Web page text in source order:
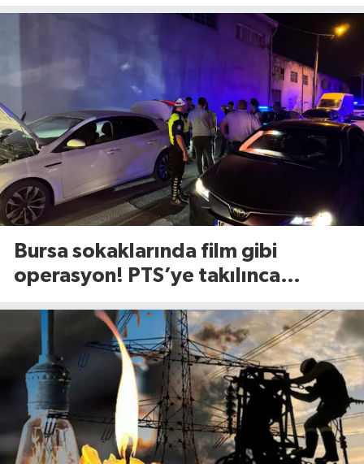
Bursa sokaklarında film gibi
operasyon! PTS’ye takılınca